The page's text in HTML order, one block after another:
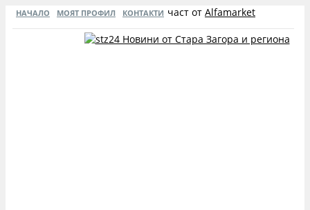
НАЧАЛО МОЯТ ПРОФИЛ КОНТАКТИ част от Alfamarket